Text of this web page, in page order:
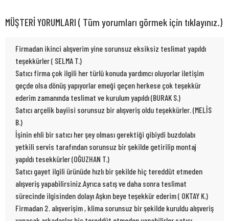
MÜŞTERİ YORUMLARI ( Tüm yorumları görmek için tıklayınız.)
Firmadan ikinci alışverim yine sorunsuz eksiksiz teslimat yapıldı
teşekkürler ( SELMA T.)
Satıcı firma çok ilgili her türlü konuda yardımcı oluyorlar iletişim
geçde olsa dönüş yapıyorlar emeği geçen herkese çok teşekkür
ederim zamanında teslimat ve kurulum yapıldı (BURAK S.)
Satıcı arçelik bayiisi sorunsuz bir alışveriş oldu teşekkürler. (MELİS
B.)
İşinin ehli bir satıcı her şey olması gerektiği gibiydi buzdolabı
yetkili servis tarafından sorunsuz bir şekilde getirilip montaj
yapıldı tesekkürler (OĞUZHAN T.)
Satıcı gayet ilgili ürünüde hızlı bir şekilde hiç tereddüt etmeden
alışveriş yapabilirsiniz.Ayrıca satış ve daha sonra teslimat
sürecinde ilgisinden dolayı Aşkın beye teşekkür ederim ( OKTAY K.)
Firmadan 2. alışverişim , klima sorunsuz bir şekilde kuruldu alışveriş